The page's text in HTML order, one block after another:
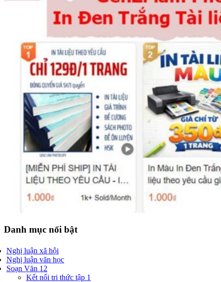
Danh mục nổi bật
Nghị luận xã hội
Nghị luận văn học
Soạn Văn 12
Kết nối tri thức tập 1